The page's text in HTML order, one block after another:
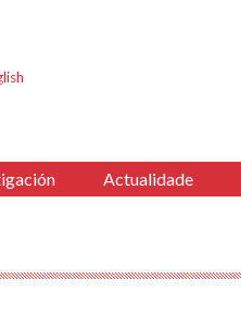
Actualidade